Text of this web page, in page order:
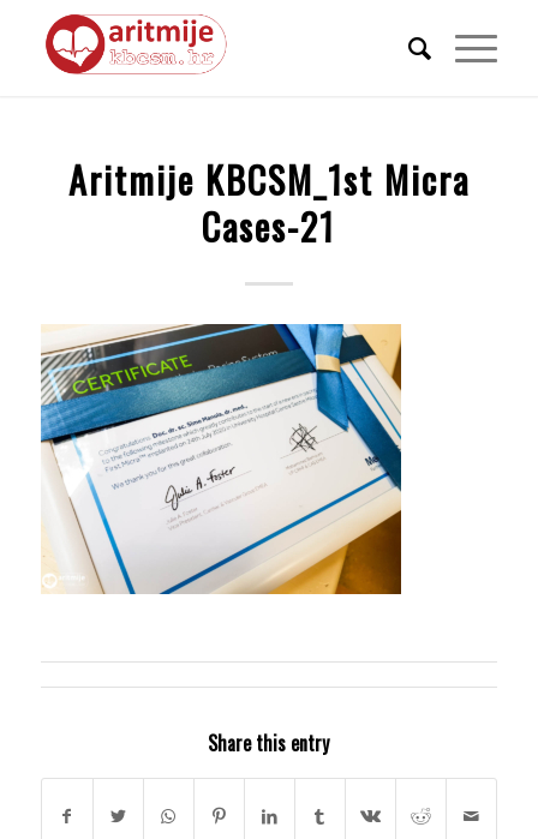
Aritmije KBCSM_1st Micra
Cases-21
Share this entry